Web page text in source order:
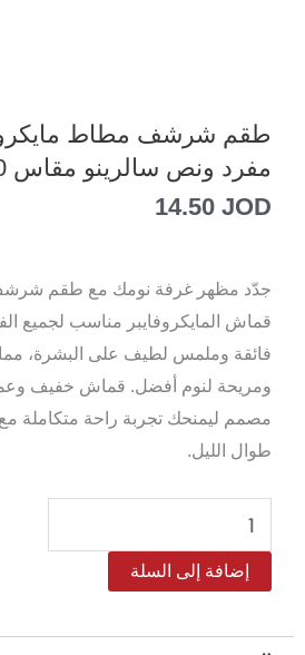
طقم شرشف مطاط
مفرد ونص سالرينو مقاس 120*200 سم
14.50 JOD
جدّد مظهر غرفة نومك مع طقم
قماش المايكروفايبر مناسب لجميع
فائقة وملمس لطيف على البشرة، مما
ومريحة لنوم أفضل. قماش خفيف
مصمم ليمنحك تجربة راحة متكاملة
طوال الليل.
كمية
طقم
شرشف
إضافة إلى السلة